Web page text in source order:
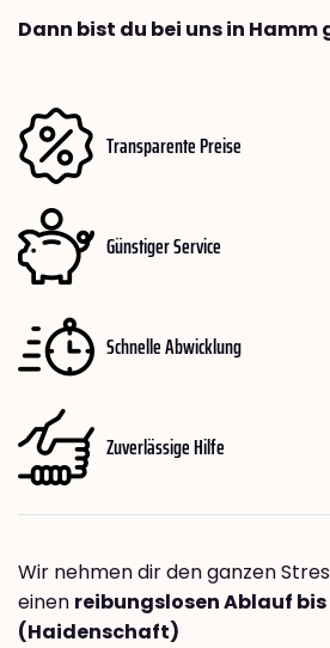
Dann bist du bei uns in
Transparente Preise
Günstiger Service
Schnelle Abwicklung
Zuverlässige Hilfe
Wir nehmen dir den ganzen
einen reibungslosen Ablauf
(Haidenschaft)